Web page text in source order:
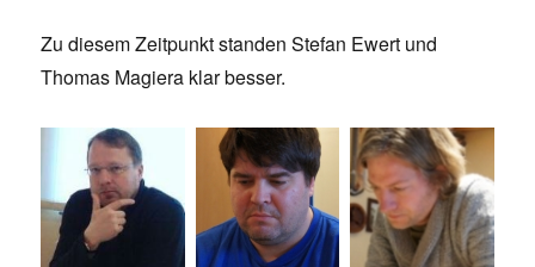
Zu diesem Zeitpunkt standen Stefan Ewert und
Thomas Magiera klar besser.